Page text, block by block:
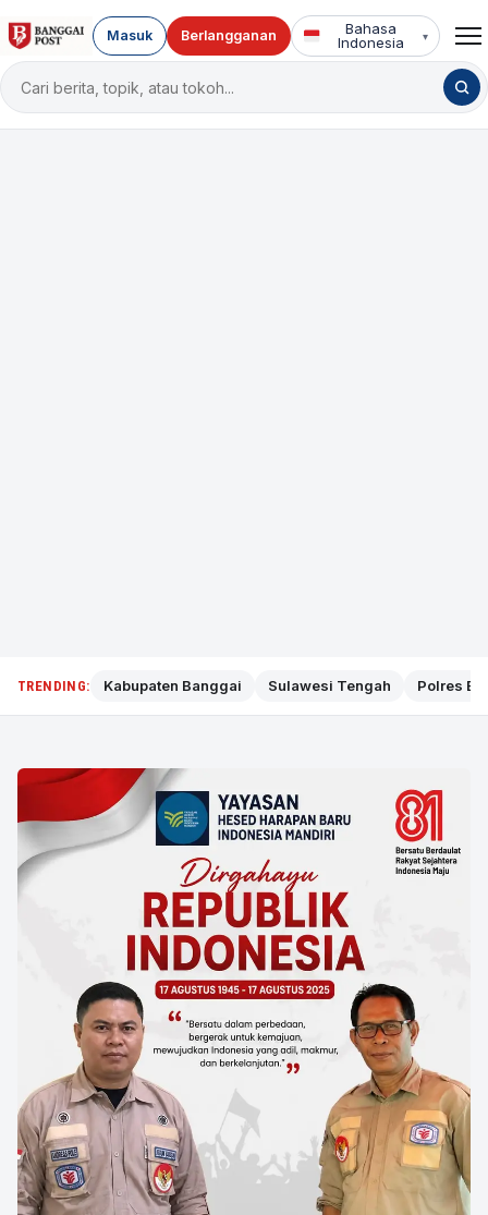
Cari
berita
Masuk Berlangganan
Bahasa
Indonesia
▾
TRENDING: Kabupaten Banggai Sulawesi Tengah Polres